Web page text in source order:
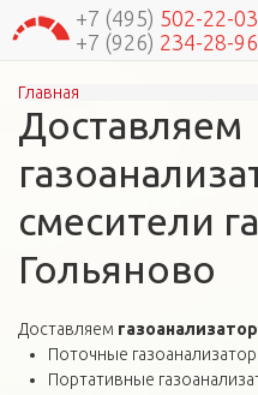
+7 (495) 502-22-03
+7 (926) 234-28-96
Вы здесь
Главная
Доставляем
смесители
Гольяново
Доставляем
Поточные
Портативные